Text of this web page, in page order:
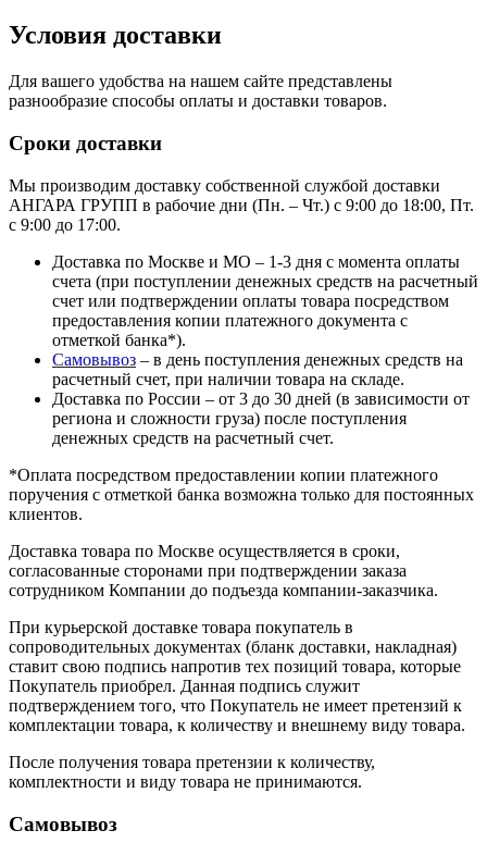
Условия доставки
Для вашего удобства на нашем сайте представлены
разнообразие способы оплаты и доставки товаров.
Сроки доставки
Мы производим доставку собственной службой доставки
АНГАРА ГРУПП в рабочие дни (Пн. – Чт.) с 9:00 до 18:00, Пт.
с 9:00 до 17:00.
Доставка по Москве и МО – 1-3 дня с момента оплаты
счета (при поступлении денежных средств на расчетный
счет или подтверждении оплаты товара посредством
предоставления копии платежного документа с
отметкой банка*).
Самовывоз – в день поступления денежных средств на
расчетный счет, при наличии товара на складе.
Доставка по России – от 3 до 30 дней (в зависимости от
региона и сложности груза) после поступления
денежных средств на расчетный счет.
*Оплата посредством предоставлении копии платежного
поручения с отметкой банка возможна только для постоянных
клиентов.
Доставка товара по Москве осуществляется в сроки,
согласованные сторонами при подтверждении заказа
сотрудником Компании до подъезда компании-заказчика.
При курьерской доставке товара покупатель в
сопроводительных документах (бланк доставки, накладная)
ставит свою подпись напротив тех позиций товара, которые
Покупатель приобрел. Данная подпись служит
подтверждением того, что Покупатель не имеет претензий к
комплектации товара, к количеству и внешнему виду товара.
После получения товара претензии к количеству,
комплектности и виду товара не принимаются.
Самовывоз